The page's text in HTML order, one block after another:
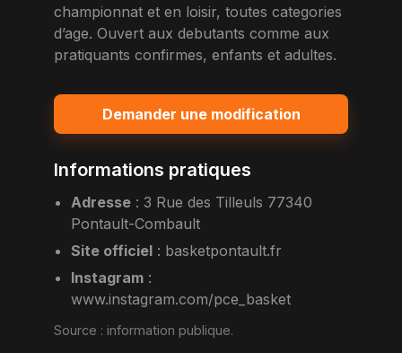
championnat et en loisir, toutes categories
d’age. Ouvert aux debutants comme aux
pratiquants confirmes, enfants et adultes.
Demander une modification
Informations pratiques
Adresse : 3 Rue des Tilleuls 77340
Pontault-Combault
Site officiel : basketpontault.fr
Instagram :
www.instagram.com/pce_basket
Source : information publique.